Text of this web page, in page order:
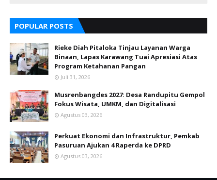
POPULAR POSTS
Rieke Diah Pitaloka Tinjau Layanan Warga
Binaan, Lapas Karawang Tuai Apresiasi Atas
Program Ketahanan Pangan
Juli 31, 2026
Musrenbangdes 2027: Desa Randupitu Gempol
Fokus Wisata, UMKM, dan Digitalisasi
Agustus 03, 2026
Perkuat Ekonomi dan Infrastruktur, Pemkab
Pasuruan Ajukan 4 Raperda ke DPRD
Agustus 03, 2026